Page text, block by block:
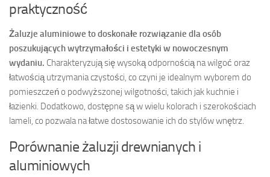
praktyczność
Żaluzje aluminiowe to doskonałe rozwiązanie dla osób
poszukujących wytrzymałości i estetyki w nowoczesnym
wydaniu. Charakteryzują się wysoką odpornością na wilgoć oraz
łatwością utrzymania czystości, co czyni je idealnym wyborem do
pomieszczeń o podwyższonej wilgotności, takich jak kuchnie i
łazienki. Dodatkowo, dostępne są w wielu kolorach i szerokościach
lameli, co pozwala na łatwe dostosowanie ich do stylów wnętrz.
Porównanie żaluzji drewnianych i
aluminiowych